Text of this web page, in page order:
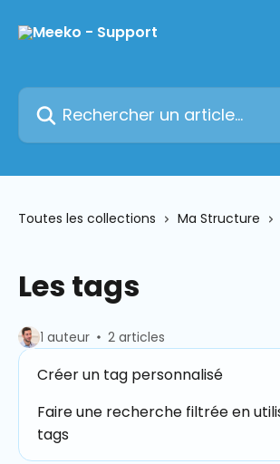
Rechercher un article...
Toutes les collections Ma Structure
Les tags
1 auteur 2 articles
Créer un tag personnalisé
Faire une recherche filtrée en
tags